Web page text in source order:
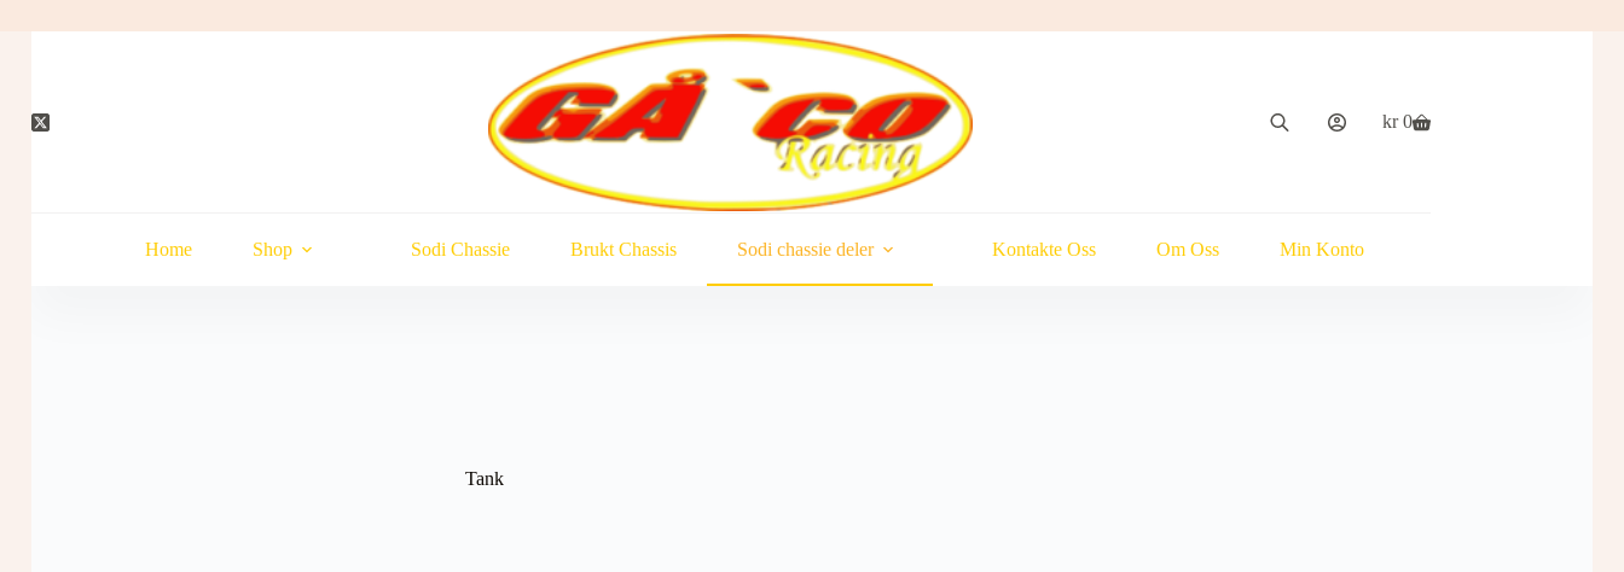
Handlekurv
kr0
Home Shop Sodi Chassie Brukt Chassis Sodi chassie deler Kontakte Oss Om Oss Min Konto
Tank